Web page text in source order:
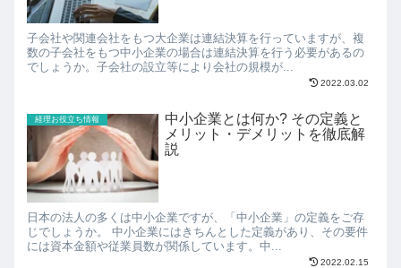
子会社や関連会社をもつ大企業は連結決算を行っていますが、複
数の子会社をもつ中小企業の場合は連結決算を行う必要があるの
でしょうか。子会社の設立等により会社の規模が...
2022.03.02
経理お役立ち情報
中小企業とは何か? その定義と
メリット・デメリットを徹底解
説
日本の法人の多くは中小企業ですが、「中小企業」の定義をご存
じでしょうか。 中小企業にはきちんとした定義があり、その要件
には資本金額や従業員数が関係しています。中...
2022.02.15